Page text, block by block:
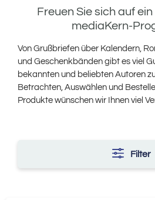
Freuen Sie sich auf
mediaKern-
Von Grußbriefen über Kalendern,
und Geschenkbänden gibt es viel
bekannten und beliebten Autoren
Betrachten, Auswählen und
Produkte wünschen wir Ihnen viel
Filter